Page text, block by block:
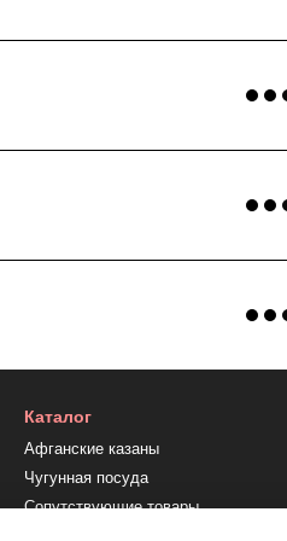
Каталог
Афганские казаны
Чугунная посуда
Сопутствующие товары